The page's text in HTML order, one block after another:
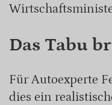
Das Tabu
Für Autoexperte
dies ein